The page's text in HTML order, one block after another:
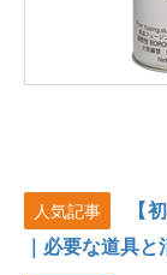
人気記事
【
｜必要な道具と